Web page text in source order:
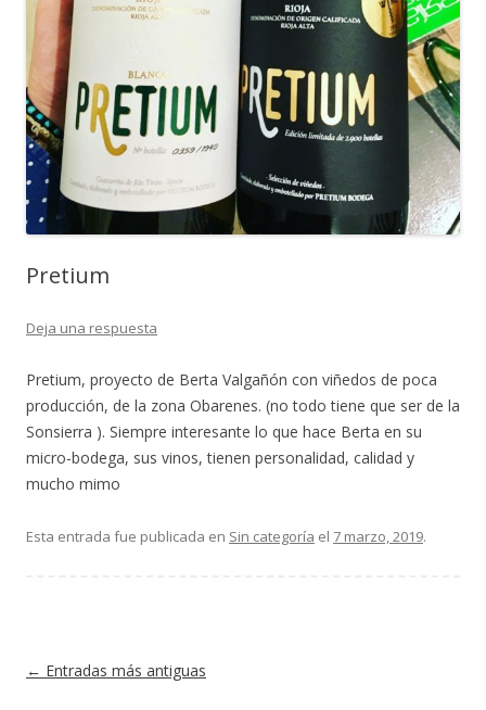
Pretium
Deja una respuesta
Pretium, proyecto de Berta Valgañón con viñedos de poca
producción, de la zona Obarenes. (no todo tiene que ser de la
Sonsierra ). Siempre interesante lo que hace Berta en su
micro-bodega, sus vinos, tienen personalidad, calidad y
mucho mimo
Esta entrada fue publicada en Sin categoría el 7 marzo, 2019.
Navegación de entradas
← Entradas más antiguas